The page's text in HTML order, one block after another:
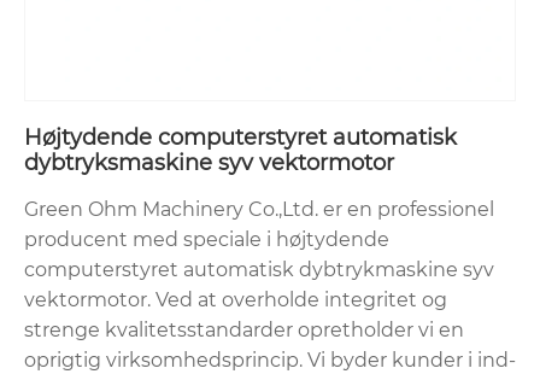
Højtydende computerstyret automatisk
dybtryksmaskine syv vektormotor
Green Ohm Machinery Co.,Ltd. er en professionel
producent med speciale i højtydende
computerstyret automatisk dybtrykmaskine syv
vektormotor. Ved at overholde integritet og
strenge kvalitetsstandarder opretholder vi en
oprigtig virksomhedsprincip. Vi byder kunder i ind-